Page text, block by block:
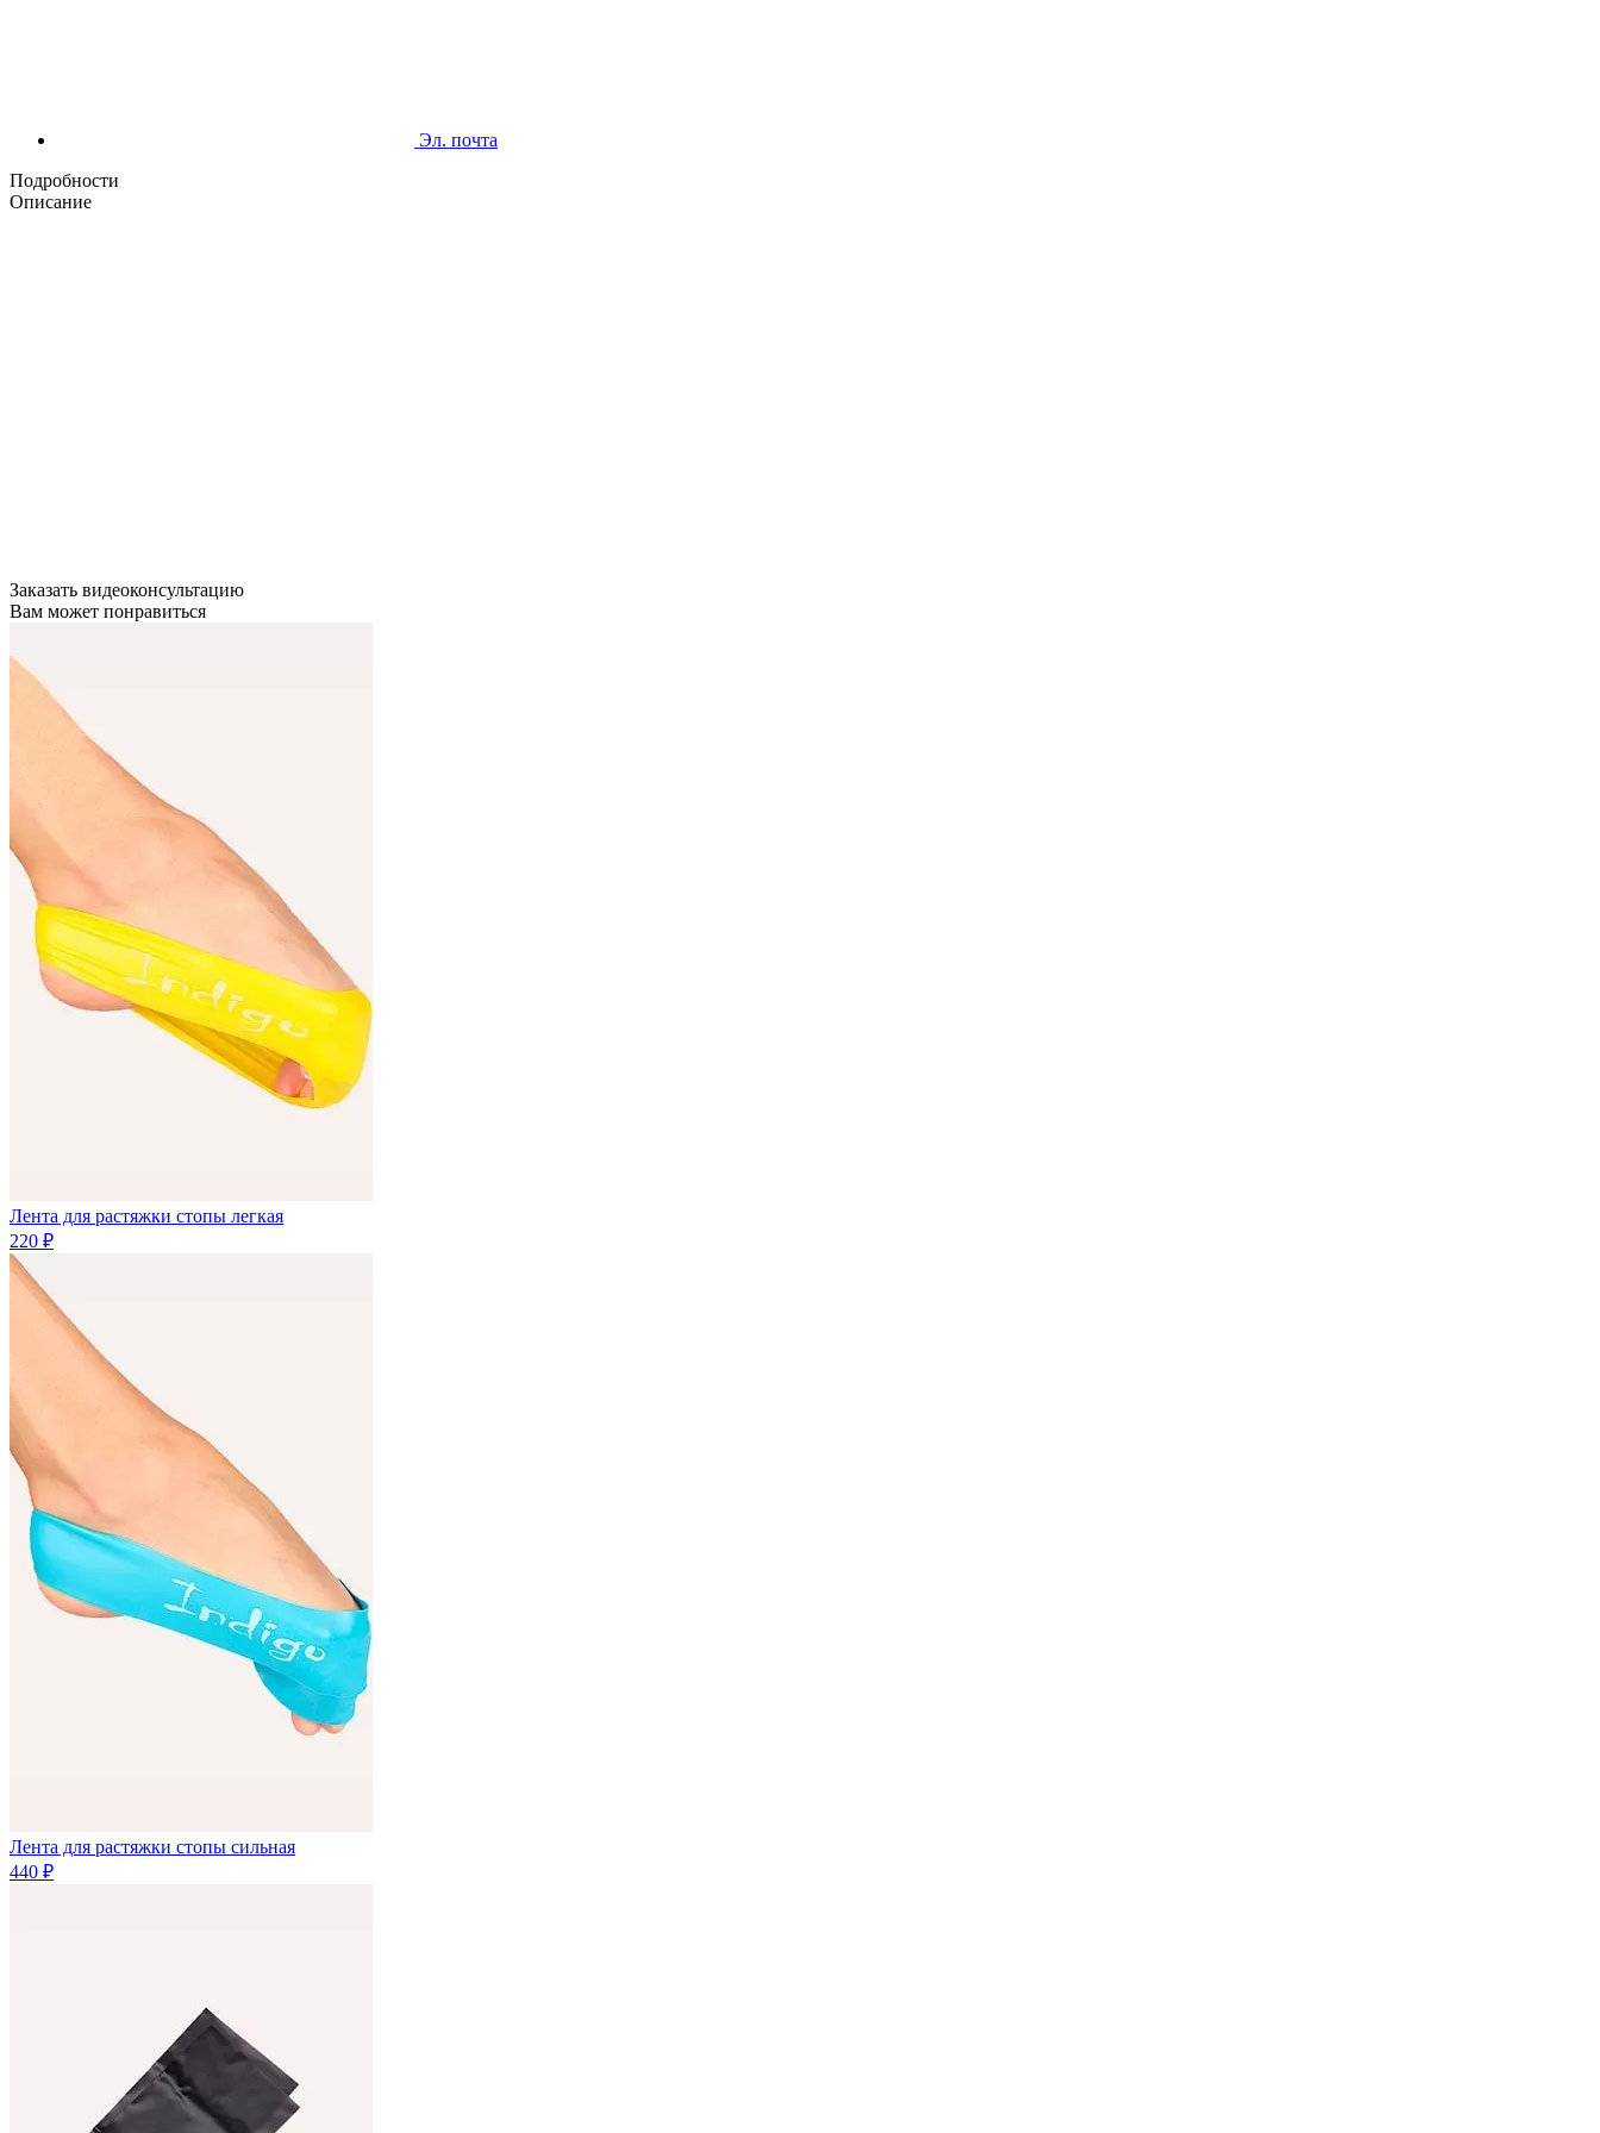
Эл. почта
Подробности
Описание
Заказать видеоконсультацию
Вам может понравиться
Лента для растяжки стопы легкая
220 ₽
Лента для растяжки стопы сильная
440 ₽